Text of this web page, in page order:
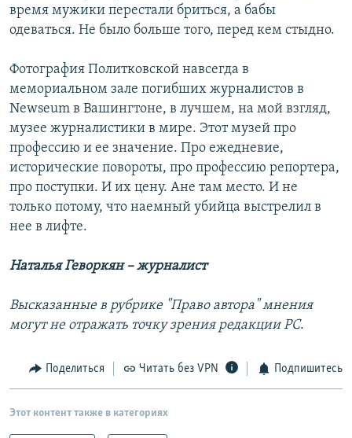
время мужики перестали бриться, а бабы
одеваться. Не было больше того, перед кем стыдно.
Фотография Политковской навсегда в
мемориальном зале погибших журналистов в
Newseum в Вашингтоне, в лучшем, на мой взгляд,
музее журналистики в мире. Этот музей про
профессию и ее значение. Про ежедневие,
исторические повороты, про профессию репортера,
про поступки. И их цену. Ане там место. И не
только потому, что наемный убийца выстрелил в
нее в лифте.
Наталья Геворкян – журналист
Высказанные в рубрике "Право автора" мнения
могут не отражать точку зрения редакции РС.
Поделиться Читать без VPN Подпишитесь
Этот контент также в категориях